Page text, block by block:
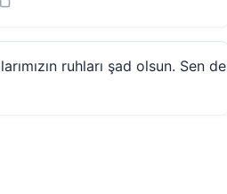
ruhları şad olsun. Sen de